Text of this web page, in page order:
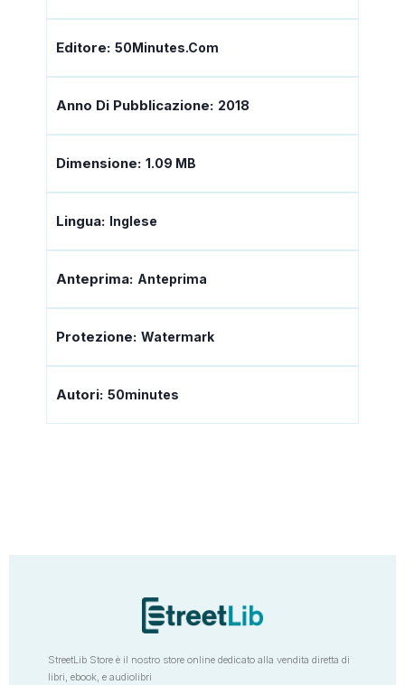
Editore: 50Minutes.com
Anno Di Pubblicazione: 2018
Dimensione: 1.09 MB
Lingua: Inglese
Anteprima: Anteprima
Protezione: Watermark
Autori: 50minutes
StreetLib Store è il nostro store online dedicato alla vendita diretta di
libri, ebook, e audiolibri